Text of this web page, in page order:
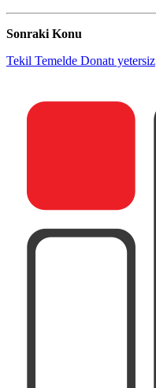
Sonraki Konu
Tekil Temelde Donatı yetersiz